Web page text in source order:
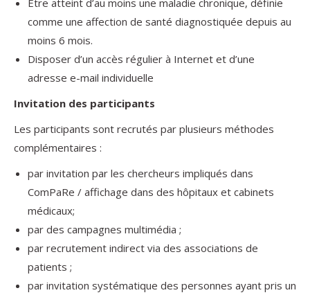
Etre atteint d’au moins une maladie chronique, définie
comme une affection de santé diagnostiquée depuis au
moins 6 mois.
Disposer d’un accès régulier à Internet et d’une
adresse e-mail individuelle
Invitation des participants
Les participants sont recrutés par plusieurs méthodes
complémentaires :
par invitation par les chercheurs impliqués dans
ComPaRe / affichage dans des hôpitaux et cabinets
médicaux;
par des campagnes multimédia ;
par recrutement indirect via des associations de
patients ;
par invitation systématique des personnes ayant pris un